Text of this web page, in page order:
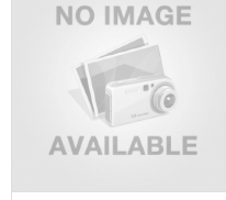
265V AC
Nhiệt độ màu: 3000 -
3500K
Quang thông: 2280 lm
Kích thước: 300 x 300 x
Tiết kiệm điện, giảm mỏi